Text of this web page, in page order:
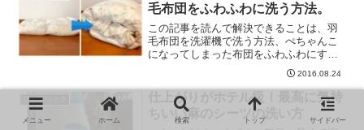
毛布団をふわふわに洗う方法。
この記事を読んで解決できることは、羽
毛布団を洗濯機で洗う方法、ぺちゃんこ
になってしまった布団をふわふわにする
方法、コインランドリーを使用するコ
2016.08.24
ファブリック
仕上がりがホテル級！最高に気持
ちいい麻のシーツの洗い方
メニュー ホーム 検索 トップ サイドバー